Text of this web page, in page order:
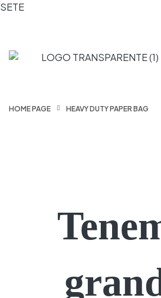
SETE
HOME PAGE HEAVY DUTY PAPER BAG